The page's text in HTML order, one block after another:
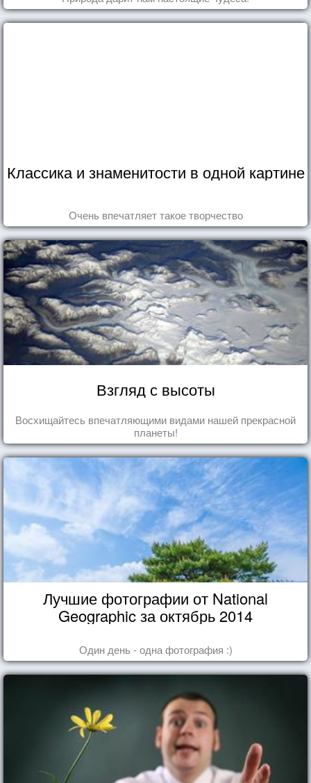
Классика и знаменитости в одной картине
Очень впечатляет такое творчество
Взгляд с высоты
Восхищайтесь впечатляющими видами нашей прекрасной
планеты!
Лучшие фотографии от National
Geographic за октябрь 2014
Один день - одна фотография :)